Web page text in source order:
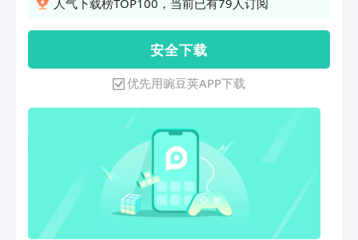
录音转文字需求。语音识别后的内容可以
进行一键复制，快速导出，好用的录音转
文字专家。产品主要功能：【实时录音转
文字】选择相应的录音场景，点击录制，
即可将录音实时转换成文字（中/英文两
种录音语言模式可供选择），保存后的文
件可重新命名【导入外部文件转文字】导
入外部音视频文件，将音视频快速转成文
字，可以复制、编辑及导出word、txt等
格式【语音翻译】实时翻译，多国语言互
译。支持英语、粤语、日语、韩语、法
人气下载榜TOP100，当前已有79人订阅
安 全 下 载
优先用豌豆荚APP下载